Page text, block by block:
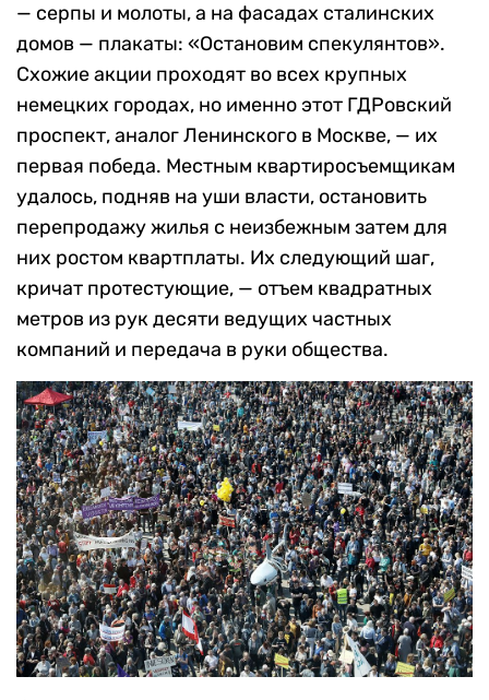
— серпы и молоты, а на фасадах сталинских
домов — плакаты: «Остановим спекулянтов».
Схожие акции проходят во всех крупных
немецких городах, но именно этот ГДРовский
проспект, аналог Ленинского в Москве, — их
первая победа. Местным квартиросъемщикам
удалось, подняв на уши власти, остановить
перепродажу жилья с неизбежным затем для
них ростом квартплаты. Их следующий шаг,
кричат протестующие, — отъем квадратных
метров из рук десяти ведущих частных
компаний и передача в руки общества.